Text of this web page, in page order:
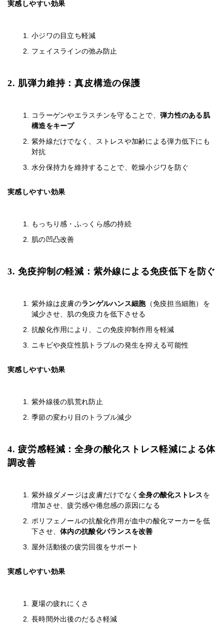
実感しやすい効果
小ジワの目立ち軽減
フェイスラインの弛み防止
2. 肌弾力維持：真皮構造の保護
コラーゲンやエラスチンを守ることで、弾力性のある肌
構造をキープ
紫外線だけでなく、ストレスや加齢による弾力低下にも
対抗
水分保持力を維持することで、乾燥小ジワを防ぐ
実感しやすい効果
もっちり感・ふっくら感の持続
肌の凹凸改善
3. 免疫抑制の軽減：紫外線による免疫低下を防ぐ
紫外線は皮膚のランゲルハンス細胞（免疫担当細胞）を
減少させ、肌の免疫力を低下させる
抗酸化作用により、この免疫抑制作用を軽減
ニキビや炎症性肌トラブルの発生を抑える可能性
実感しやすい効果
紫外線後の肌荒れ防止
季節の変わり目のトラブル減少
4. 疲労感軽減：全身の酸化ストレス軽減による体
調改善
紫外線ダメージは皮膚だけでなく全身の酸化ストレスを
増加させ、疲労感や倦怠感の原因になる
ポリフェノールの抗酸化作用が血中の酸化マーカーを低
下させ、体内の抗酸化バランスを改善
屋外活動後の疲労回復をサポート
実感しやすい効果
夏場の疲れにくさ
長時間外出後のだるさ軽減